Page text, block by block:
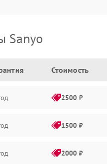
Sanyo
Стоимость
2500 ₽
1500 ₽
2000 ₽